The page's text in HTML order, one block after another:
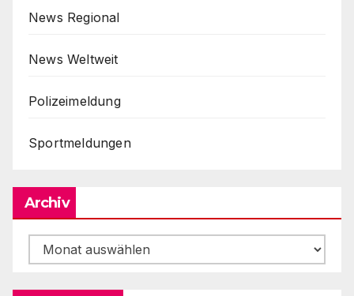
News Regional
News Weltweit
Polizeimeldung
Sportmeldungen
Archiv
Archiv